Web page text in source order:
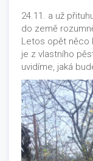
Lokalita pro
Tento plácek
nevím kdy, asi
Lenkou postavili
věčný zářez do
Lenkou někde
Ale to je jednou
pro pěstování.
dnes
stránce.
24.11. a už
do země
Letos opět něco
je z vlastního
uvidíme, jaká